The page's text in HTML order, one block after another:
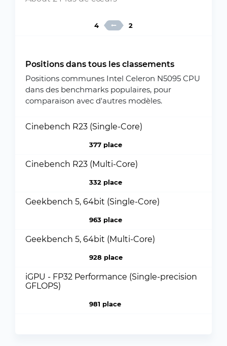
4 2
Positions dans tous les classements
Positions communes Intel Celeron N5095 CPU
dans des benchmarks populaires, pour
comparaison avec d'autres modèles.
Cinebench R23 (Single-Core)
377 place
Cinebench R23 (Multi-Core)
332 place
Geekbench 5, 64bit (Single-Core)
963 place
Geekbench 5, 64bit (Multi-Core)
928 place
iGPU - FP32 Performance (Single-precision
GFLOPS)
981 place